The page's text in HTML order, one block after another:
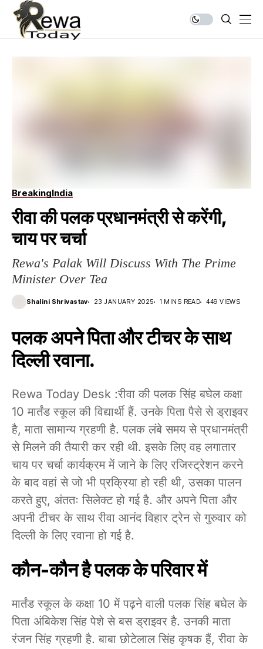
BreakingIndia
रीवा की पलक प्रधानमंत्री से करेंगी,
चाय पर चर्चा
Rewa's Palak Will Discuss With The Prime
Minister Over Tea
Shalini Shrivastav 23 JANUARY 2025 1 MINS READ 449 VIEWS
पलक अपने पिता और टीचर के साथ
दिल्ली रवाना.
Rewa Today Desk :रीवा की पलक सिंह बघेल कक्षा
10 मार्तंड स्कूल की विद्यार्थी हैं. उनके पिता पैसे से ड्राइवर
है, माता सामान्य ग्रहणी है. पलक लंबे समय से प्रधानमंत्री
से मिलने की तैयारी कर रही थी. इसके लिए वह लगातार
चाय पर चर्चा कार्यक्रम में जाने के लिए रजिस्ट्रेशन करने
के बाद वहां से जो भी प्रक्रिया हो रही थी, उसका पालन
करते हुए, अंततः सिलेक्ट हो गई है. और अपने पिता और
अपनी टीचर के साथ रीवा आनंद विहार ट्रेन से गुरुवार को
दिल्ली के लिए रवाना हो गई है.
कौन-कौन है पलक के परिवार में
मार्तंड स्कूल के कक्षा 10 में पढ़ने वाली पलक सिंह बघेल के
पिता अंबिकेश सिंह पेशे से बस ड्राइवर है. उनकी माता
रंजन सिंह ग्रहणी है. बाबा छोटेलाल सिंह कृषक हैं, रीवा के